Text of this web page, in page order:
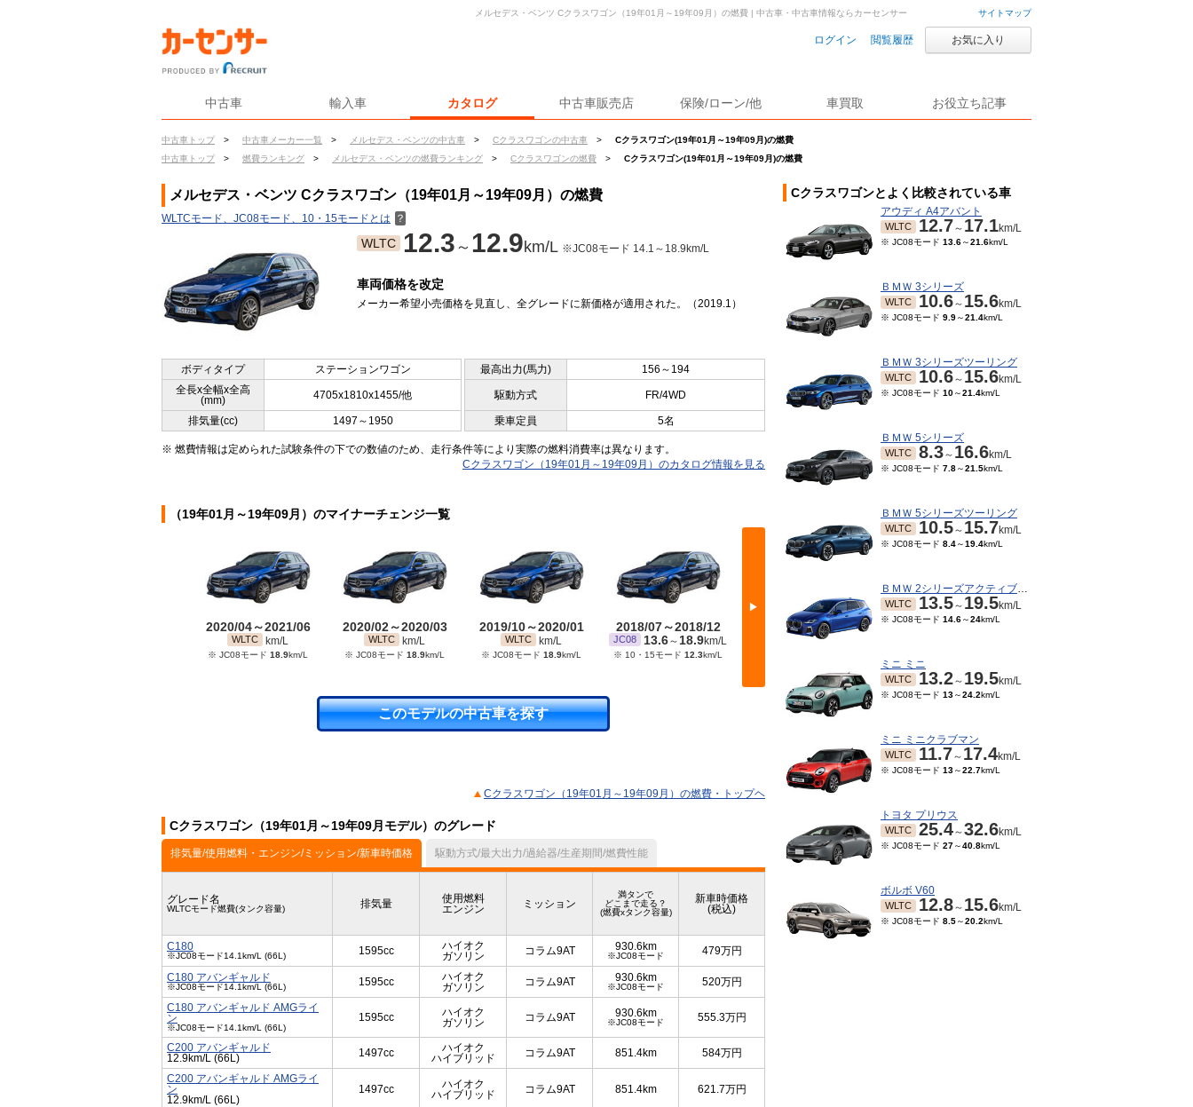
サイトマップ
ログイン 閲覧履歴 お気に入り
中古車 輸入車 カタログ 中古車販売店 保険/ローン/他 車買取 お役立ち記事
中古車トップ > 中古車メーカー一覧 > メルセデス・ベンツの中古車 > Cクラスワゴンの中古車 >
Cクラスワゴン(19年01月～19年09月)の燃費
中古車トップ
> 燃費ランキング > メルセデス・ベンツの燃費ランキング > Cクラスワゴンの燃費 > Cクラスワゴン(19年01月～19年09月)の燃費
メルセデス・ベンツ Cクラスワゴン（19年01月～19年09月）の燃費 | 中古車・中古車情報ならカーセンサー
メルセデス・ベンツ Cクラスワゴン（19年01月～19年09月）の燃費
WLTCモード、JC08モード、10・15モードとは ？
WLTC 12.3 ～ 12.9km/L ※JC08モード 14.1～18.9km/L
車両価格を改定
メーカー希望小売価格を見直し、全グレードに新価格が適用された。（2019.1）
ボディタイプ ステーションワゴン 最高出力(馬力)
156～194
全長x全幅x全高
(mm)
4705x1810x1455/他 駆動方式 FR/4WD
排気量(cc) 1497～1950 乗車定員 5名
※ 燃費情報は定められた試験条件の下での数値のため、走行条件等により実際の燃料消費率は異なります。
Cクラスワゴン（19年01月～19年09月）のカタログ情報を見る
（19年01月～19年09月）のマイナーチェンジ一覧
▶
2020/04～2021/06
WLTC km/L
※ JC08モード 18.9km/L
2020/02～2020/03
WLTC km/L
※ JC08モード 18.9km/L
2019/10～2020/01
WLTC km/L
※ JC08モード 18.9km/L
2018/07～2018/12
JC08 13.6～ 18.9km/L
※ 10・15モード 12.3km/L
2017/07～2018/06
13.7～19.6
2017/02～2017/06
このモデルの中古車を探す
Cクラスワゴン（19年01月～19年09月）の燃費・トップヘ
Cクラスワゴン（19年01月～19年09月モデル）のグレード
排気量/使用燃料・エンジン/ミッション/新車時価格 駆動方式/最大出力/過給器/生産期間/燃費性能
グレード名
WLTCモード燃費(タンク容量) 排気量
使用燃料
エンジン
ミッション
満タンで
どこまで走る？
(燃費xタンク容量)
新車時価格
(税込)
C180
※JC08モード14.1km/L (66L) 1595cc
ハイオク
ガソリン
コラム9AT 930.6km
※JC08モード 479万円
C180 アバンギャルド
※JC08モード14.1km/L (66L) 1595cc
ハイオク
ガソリン
コラム9AT 930.6km
※JC08モード 520万円
C180 アバンギャルド AMGライ
ン
※JC08モード14.1km/L (66L)
1595cc
ハイオク
ガソリン
コラム9AT 930.6km
※JC08モード 555.3万円
C200 アバンギャルド
12.9km/L (66L)
1497cc
ハイオク
ハイブリッド
コラム9AT 851.4km 584万円
C200 アバンギャルド AMGライ
ン
12.9km/L (66L)
1497cc
ハイオク
ハイブリッド
コラム9AT 851.4km 621.7万円
Cクラスワゴンとよく比較されている車
アウディ A4アバント
WLTC 12.7～ 17.1km/L
※ JC08モード 13.6～21.6km/L
ＢＭＷ 3シリーズ
WLTC 10.6～ 15.6km/L
※ JC08モード 9.9～21.4km/L
ＢＭＷ 3シリーズツーリング
WLTC 10.6～ 15.6km/L
※ JC08モード 10～21.4km/L
ＢＭＷ 5シリーズ
WLTC 8.3～ 16.6km/L
※ JC08モード 7.8～21.5km/L
ＢＭＷ 5シリーズツーリング
WLTC 10.5～ 15.7km/L
※ JC08モード 8.4～19.4km/L
ＢＭＷ 2シリーズアクティブツアラー
WLTC 13.5～ 19.5km/L
※ JC08モード 14.6～24km/L
ミニ ミニ
WLTC 13.2～ 19.5km/L
※ JC08モード 13～24.2km/L
ミニ ミニクラブマン
WLTC 11.7～ 17.4km/L
※ JC08モード 13～22.7km/L
トヨタ プリウス
WLTC 25.4～32.6km/L
※ JC08モード 27～40.8km/L
ボルボ V60
WLTC 12.8～ 15.6km/L
※ JC08モード 8.5～20.2km/L